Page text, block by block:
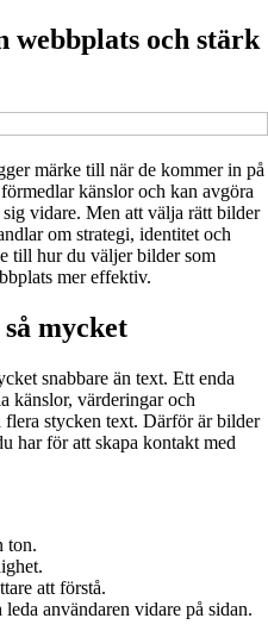
och stärk
märke till när de kommer in på
känslor och kan avgöra
vidare. Men att välja rätt bilder
om strategi, identitet och
till hur du väljer bilder som
mer effektiv.
mycket
snabbare än text. Ett enda
känslor, värderingar och
flera stycken text. Därför är bilder
har för att skapa kontakt med
ton.
att förstå.
användaren vidare på sidan.